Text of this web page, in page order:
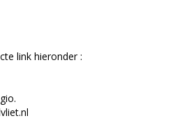
link hieronder :